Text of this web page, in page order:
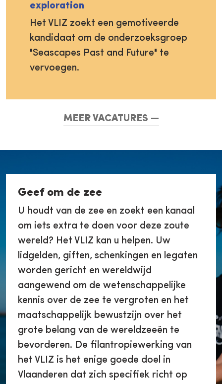
exploration
Het VLIZ zoekt een gemotiveerde
kandidaat om de onderzoeksgroep
"Seascapes Past and Future" te
vervoegen.
MEER VACATURES
Geef om de zee
U houdt van de zee en zoekt een kanaal
om iets extra te doen voor deze zoute
wereld? Het VLIZ kan u helpen. Uw
lidgelden, giften, schenkingen en legaten
worden gericht en wereldwijd
aangewend om de wetenschappelijke
kennis over de zee te vergroten en het
maatschappelijk bewustzijn over het
grote belang van de wereldzeeën te
bevorderen. De filantropiewerking van
het VLIZ is het enige goede doel in
Vlaanderen dat zich specifiek richt op